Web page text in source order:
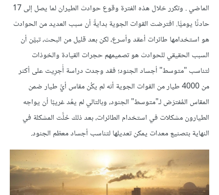
الماضي . وتكرر خلال هذه الفترة وقوع حوادث الطيران لما يصل إلى 17
حادثًا يوميًّا. افترضت القوات الجوية بدايةً أن سبب العديد من الحوادث
هو استخدامها طائرات أعقد وأسرع، لكن بعد قليل من البحث، تبيَّن أن
السبب الحقيقي للحوادث هو تصميمهم حجرات القيادة والخوذات
لتناسب "متوسط" أجساد الجنود؛ فقد وجدت دراسة أُجرِيت على أكثر
من 4000 طيار من القوات الجوية أنه لم يكُن مقاس أيِّ طيار ضمن
المقاس المُفترَض لـ"متوسط" الجنود، وبالتالي لم يعُد غريبًا أن يواجه
الطيارون مشكلات في استخدام الطائرات، بعد ذلك حُلَّت المشكلة في
النهاية بتصنيع معدات يمكن تعديلها لتناسب أجساد معظم الجنود.